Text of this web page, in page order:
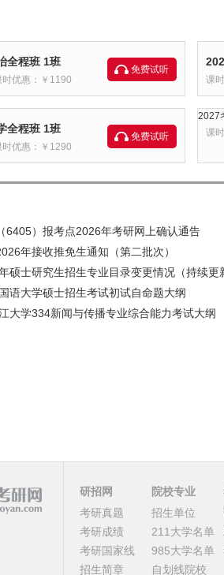
全程班 1班
时优惠：￥1190
免费试听
课
全程班 1班
时优惠：￥1290
免费试听
2027
课
6405）报考点2026年考研网上确认通告
年接收推免生通知（第二批次）
硕士研究生招生专业目录变更情况（持续更
语大学硕士招生考试初试自命题大纲
大学334新闻与传播专业综合能力考试大纲
研招网
考研真题
考研成绩
考研国家线
招生简章
院校专业
招生单位
211大学名单
985大学名单
自划线院校